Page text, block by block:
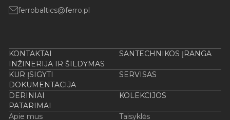
ferrobaltics@ferro.pl
KONTAKTAI
SANTECHNIKOS ĮRANGA
INŽINERIJA IR ŠILDYMAS
KUR ĮSIGYTI
SERVISAS
DOKUMENTACIJA
DERINIAI
KOLEKCIJOS
PATARIMAI
Apie mus
Taisyklės